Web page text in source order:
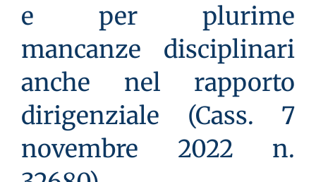
e per plurime
mancanze disciplinari
anche nel rapporto
dirigenziale (Cass. 7
novembre 2022 n.